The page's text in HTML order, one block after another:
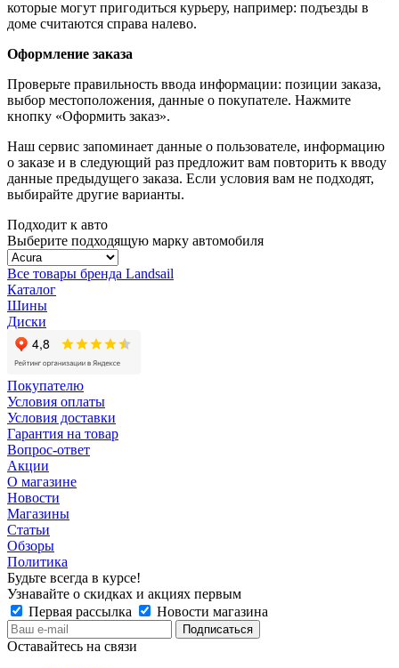
которые могут пригодиться курьеру, например: подъезды в
доме считаются справа налево.
Оформление заказа
Проверьте правильность ввода информации: позиции заказа,
выбор местоположения, данные о покупателе. Нажмите
кнопку «Оформить заказ».
Наш сервис запоминает данные о пользователе, информацию
о заказе и в следующий раз предложит вам повторить к вводу
данные предыдущего заказа. Если условия вам не подходят,
выбирайте другие варианты.
Подходит к авто
Выберите подходящую марку автомобиля
Все товары бренда Landsail
Каталог
Шины
Диски
Покупателю
Условия оплаты
Условия доставки
Гарантия на товар
Вопрос-ответ
Акции
О магазине
Новости
Магазины
Статьи
Обзоры
Политика
Будьте всегда в курсе!
Узнавайте о скидках и акциях первым
Первая рассылка
Новости магазина
Оставайтесь на связи